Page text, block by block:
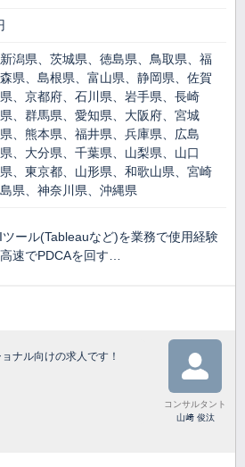
潟県、茨城県、徳島県、鳥取県、福
県、島根県、富山県、静岡県、佐賀
、京都府、石川県、岩手県、長崎
、群馬県、愛知県、大阪府、宮城
、熊本県、福井県、兵庫県、広島
、大分県、千葉県、山梨県、山口
、東京都、山形県、和歌山県、宮崎
県、神奈川県、沖縄県
ツール(Tableauなど)を業務で使⽤経験
速でPDCAを回す…
ナル向けの求人です！
コンサルタント
山﨑 俊汰